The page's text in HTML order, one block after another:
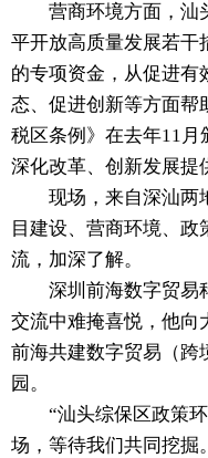
营商环境方面，汕
平开放高质量发展若干
的专项资金，从促进有
态、促进创新等方面帮
税区条例》在去年11月
深化改革、创新发展提
现场，来自深汕两
目建设、营商环境、
流，加深了解。
深圳前海数字贸易
交流中难掩喜悦，他
前海共建数字贸易（跨
园。
“汕头综保区政策环
场，等待我们共同挖掘